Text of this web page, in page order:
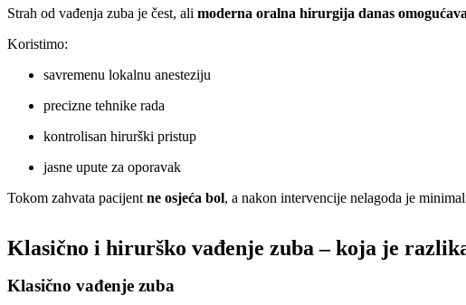
Strah od vađenja zuba je čest, ali moderna oralna hirurgija danas
Koristimo:
savremenu lokalnu anesteziju
precizne tehnike rada
kontrolisan hirurški pristup
jasne upute za oporavak
Tokom zahvata pacijent ne osjeća bol, a nakon intervencije nelagoda je
Klasično i hirurško vađenje zuba – koja je
Klasično vađenje zuba